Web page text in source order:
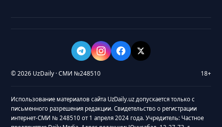
© 2026 UzDaily · СМИ №248510 18+
Использование материалов сайта UzDaily.uz допускается только с
письменного разрешения редакции. Свидетельство о регистрации
интернет-СМИ № 248510 от 1 апреля 2024 года. Учредитель: Частное